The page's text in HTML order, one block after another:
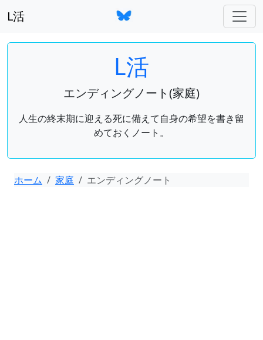
L活
L活
エンディングノート(家庭)
人生の終末期に迎える死に備えて自身の希望を書き留
めておくノート。
ホーム 家庭 エンディングノート